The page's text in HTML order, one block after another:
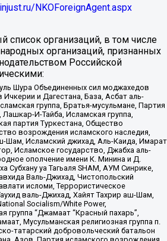
NKOForeignAgent.aspx
организаций, в том числе
организаций, признанных
Российской
Шура Объединенных сил моджахедов
и Дагестана, База, Асбат аль-
группа, Братья-мусульмане, Партия
И-Тайба, Исламская группа,
партия Туркестана, Общество
возрождения исламского наследия,
Шам, Исламский джихад, Аль-Каида, Имарат
Исламское государство, Джабха аль-
ополчение имени К. Минина и Д.
Субхану уа Тагьаля SHAM, АУМ Синрике,
Валь-Джихад, Чистопольский
исломи, Террористическое
валь-Джихад, Хайят Тахрир аш-Шам,
Socialism/White Power,
группа “Джамаат “Красный пахарь”,
Мусульманская религиозная группа п.
татарский добровольческий батальон